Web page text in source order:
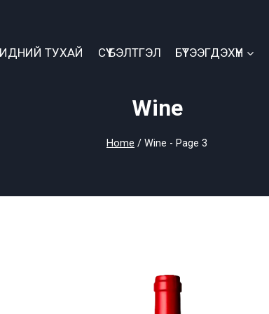
ТУХАЙ СҮҮ БЭЛТГЭЛ БҮТЭЭГДЭХҮҮН
Wine
Home / Wine - Page 3